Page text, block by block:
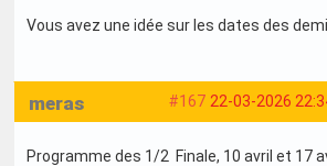
Vous avez une idée sur les dates des
#167 22-03-2026
meras
Programme des 1/2 Finale, 10 avril et 17